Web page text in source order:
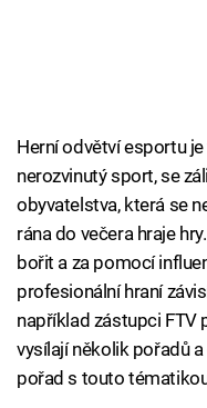
Herní odvětví esportu
nerozvinutý sport, se
obyvatelstva, která se
rána do večera hraje
bořit a za pomocí
profesionální hraní
například zástupci FTV
vysílají několik pořadů
pořad s touto